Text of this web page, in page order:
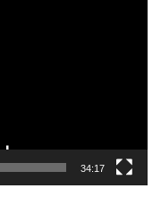
34:17